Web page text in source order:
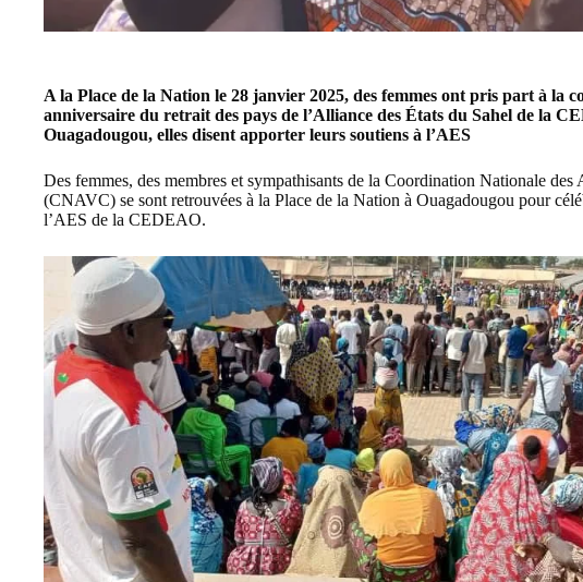
A la Place de la Nation le 28 janvier 2025, des femmes ont pris part à la
anniversaire du retrait des pays de l’Alliance des États du Sahel de la
Ouagadougou, elles disent apporter leurs soutiens à l’AES
Des femmes, des membres et sympathisants de la Coordination Nationale des
(CNAVC) se sont retrouvées à la Place de la Nation à Ouagadougou pour
l’AES de la CEDEAO.